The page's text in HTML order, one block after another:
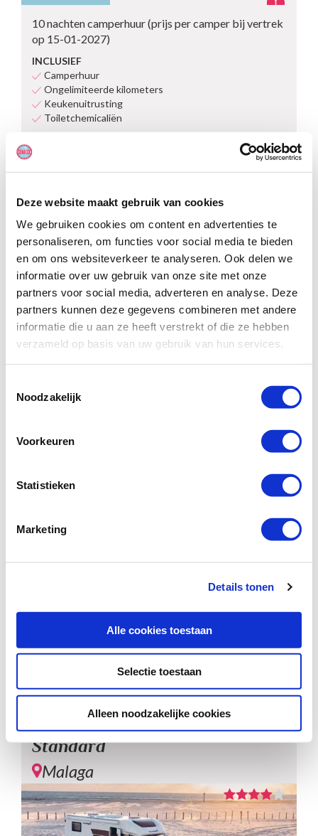
Deze website maakt gebruik van cookies
We gebruiken cookies om content en advertenties te
personaliseren, om functies voor social media te bieden
en om ons websiteverkeer te analyseren. Ook delen we
informatie over uw gebruik van onze site met onze
partners voor social media, adverteren en analyse. Deze
partners kunnen deze gegevens combineren met andere
informatie die u aan ze heeft verstrekt of die ze hebben
verzameld op basis van uw gebruik van hun services.
Noodzakelijk
Voorkeuren
Statistieken
Marketing
Details tonen
Alle cookies toestaan
Selectie toestaan
Alleen noodzakelijke cookies
10 nachten camperhuur (prijs per camper bij vertrek
op 15-01-2027)
INCLUSIEF
Camperhuur
Ongelimiteerde kilometers
Keukenuitrusting
Toiletchemicaliën
Extra opties en verzekeringen
BEKIJK DEZE CAMPER
McRent Family
Standard
Sevilla
10 nachten camperhuur (prijs per camper bij vertrek
INCLUSIEF
EXCLUSIEF
Calamiteitenfonds
SGR-bijdrage
Extra opties en verzekeringen
BEKIJK DEZE CAMPER
McRent Family
Standard
Malaga